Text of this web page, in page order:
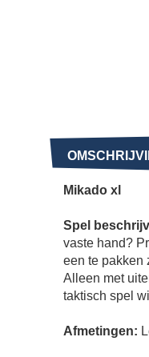
Mikado xl
Spel
vaste hand?
een te pakken
Alleen met
taktisch spel
Afmetingen: